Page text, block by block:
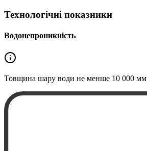
Технологічні показники
Водонепроникність
Товщина шару води не менше 10 000 мм